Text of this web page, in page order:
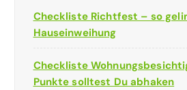
Checkliste Richtfest – so
Hauseinweihung
Checkliste
Punkte solltest Du abhaken